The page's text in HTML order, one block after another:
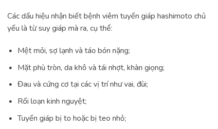
Các dấu hiệu nhận biết bệnh viêm tuyến giáp hashimoto chủ
yếu là từ suy giáp mà ra, cụ thể:
Mệt mỏi, sợ lạnh và táo bón nặng;
Mặt phù tròn, da khô và tái nhợt, khàn giọng;
Đau và cứng cơ tại các vị trí như vai, đùi;
Rối loạn kinh nguyệt;
Tuyến giáp bị to hoặc bị teo nhỏ;